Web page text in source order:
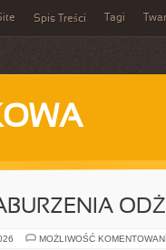
Spis Treści Tagi
MOŻLIWOŚĆ